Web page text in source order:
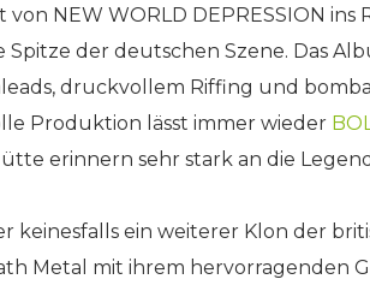
von NEW WORLD DEPRESSION ins
der deutschen Szene. Das
druckvollem Riffing und
Produktion lässt immer wieder
erinnern sehr stark an die
keinesfalls ein weiterer Klon der
Metal mit ihrem hervorragenden